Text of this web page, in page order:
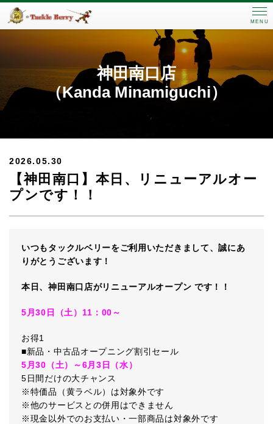
MENU
神田南口店
（Kanda Minamiguchi）
2026.05.30
【神田南口】本日、リニューアルオー
プンです！！
いつもタックルベリーをご利用いただきまして、誠にあ
りがとうございます！
本日、神田南口店がリニューアルオープン です！！
5月30日（土）11：00～
お得1
■新品・中古品オープニング割引セール
5月30（土）～6月3日（水）
5日間だけの大チャンス
※特価品（黄ラベル）は対象外です
※他のサービスとの併用はできません
※現金以外でのお支払い・一部商品は対象外です